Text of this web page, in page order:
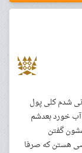
شدم کلی پول
بهم دادن ۱۵میلیون آب خورد بعدشم
گفتن
هستن که صرفا